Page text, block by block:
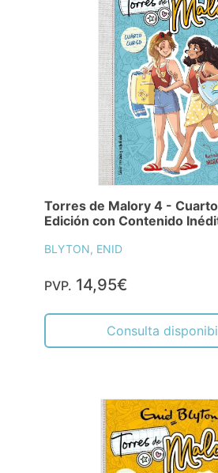
Torres de Malory 4 -
Edición con Contenido
BLYTON, ENID
PVP. 14,95€
Consulta